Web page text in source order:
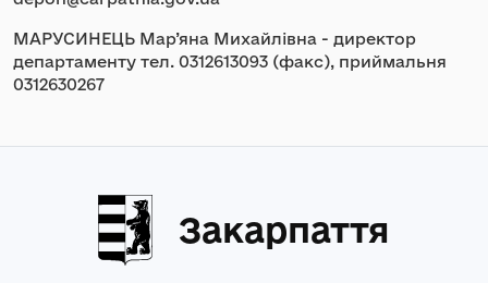
МАРУСИНЕЦЬ Мар’яна Михайлівна - директор
департаменту тел. 0312613093 (факс), приймальня
0312630267
Закарпаття